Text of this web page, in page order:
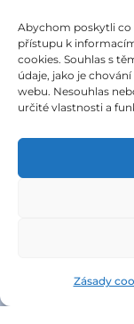
Abychom poskytli co
přístupu k
cookies. Souhlas s
údaje, jako je
webu. Nesouhlas
určité vlastnosti a
Zásady
Technologie
a informativním
konkrétní